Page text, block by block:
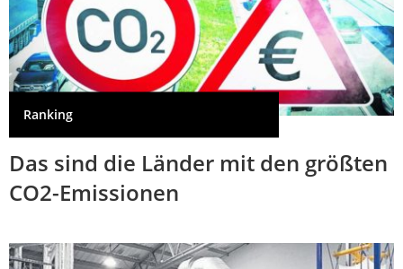
Ranking
Das sind die Länder mit den größten
CO2-Emissionen